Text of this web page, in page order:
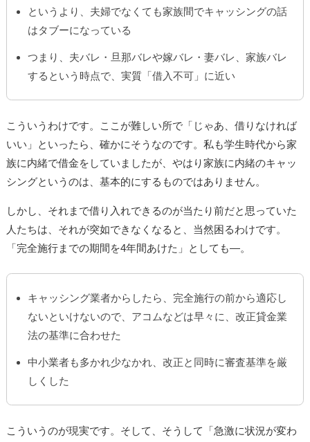
というより、夫婦でなくても家族間でキャッシングの話
はタブーになっている
つまり、夫バレ・旦那バレや嫁バレ・妻バレ、家族バレ
するという時点で、実質「借入不可」に近い
こういうわけです。ここが難しい所で「じゃあ、借りなければ
いい」といったら、確かにそうなのです。私も学生時代から家
族に内緒で借金をしていましたが、やはり家族に内緒のキャッ
シングというのは、基本的にするものではありません。
しかし、それまで借り入れできるのが当たり前だと思っていた
人たちは、それが突如できなくなると、当然困るわけです。
「完全施行までの期間を4年間あけた」としても―。
キャッシング業者からしたら、完全施行の前から適応し
ないといけないので、アコムなどは早々に、改正貸金業
法の基準に合わせた
中小業者も多かれ少なかれ、改正と同時に審査基準を厳
しくした
こういうのが現実です。そして、そうして「急激に状況が変わ